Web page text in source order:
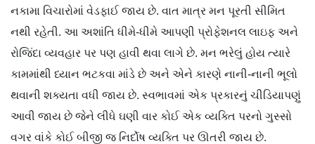
નકામા વિચારોમાં વેડફાઈ જાય છે. વાત માત્ર મન પૂરતી સીમિત
નથી રહેતી. આ અશાંતિ ધીમે-ધીમે આપણી પ્રોફેશનલ લાઇફ અને
રોજિંદા વ્યવહાર પર પણ હાવી થવા લાગે છે. મન ભરેલું હોય ત્યારે
કામમાંથી ધ્યાન ભટકવા માંડે છે અને એને કારણે નાની-નાની ભૂલો
થવાની શક્યતા વધી જાય છે. સ્વભાવમાં એક પ્રકારનું ચીડિયાપણું
આવી જાય છે જેને લીધે ઘણી વાર કોઈ એક વ્યક્તિ પરનો ગુસ્સો
વગર વાંકે કોઈ બીજી જ નિર્દોષ વ્યક્તિ પર ઊતરી જાય છે.